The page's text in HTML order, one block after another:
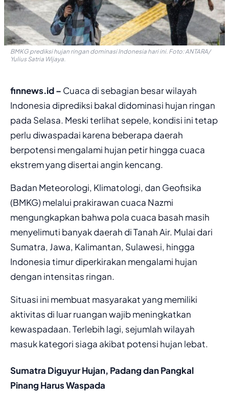
BMKG prediksi hujan ringan dominasi Indonesia hari ini. Foto: ANTARA/
Yulius Satria Wijaya.
finnews.id – Cuaca di sebagian besar wilayah
Indonesia diprediksi bakal didominasi hujan ringan
pada Selasa. Meski terlihat sepele, kondisi ini tetap
perlu diwaspadai karena beberapa daerah
berpotensi mengalami hujan petir hingga cuaca
ekstrem yang disertai angin kencang.
Badan Meteorologi, Klimatologi, dan Geofisika
(BMKG) melalui prakirawan cuaca Nazmi
mengungkapkan bahwa pola cuaca basah masih
menyelimuti banyak daerah di Tanah Air. Mulai dari
Sumatra, Jawa, Kalimantan, Sulawesi, hingga
Indonesia timur diperkirakan mengalami hujan
dengan intensitas ringan.
Situasi ini membuat masyarakat yang memiliki
aktivitas di luar ruangan wajib meningkatkan
kewaspadaan. Terlebih lagi, sejumlah wilayah
masuk kategori siaga akibat potensi hujan lebat.
Sumatra Diguyur Hujan, Padang dan Pangkal
Pinang Harus Waspada